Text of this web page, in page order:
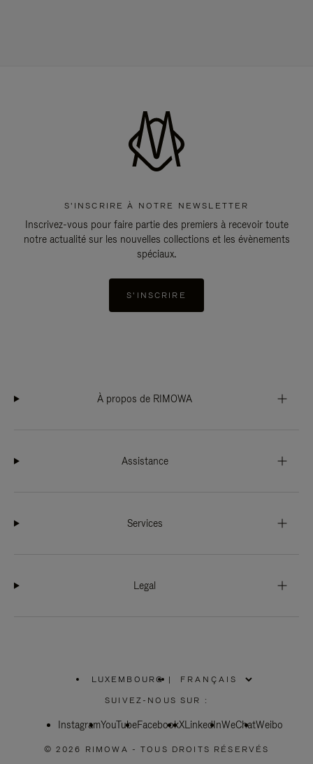
S'INSCRIRE À NOTRE NEWSLETTER
Inscrivez-vous pour faire partie des premiers à recevoir toute
notre actualité sur les nouvelles collections et les évènements
spéciaux.
S'INSCRIRE
À propos de RIMOWA
Assistance
Services
Legal
LUXEMBOURG
SÉLECTIONNEZ
VOTRE
|
SUIVEZ-NOUS SUR :
InstagramYouTubeFacebookXLinkedInWeChatWeibo
© 2026 RIMOWA - TOUS DROITS RÉSERVÉS